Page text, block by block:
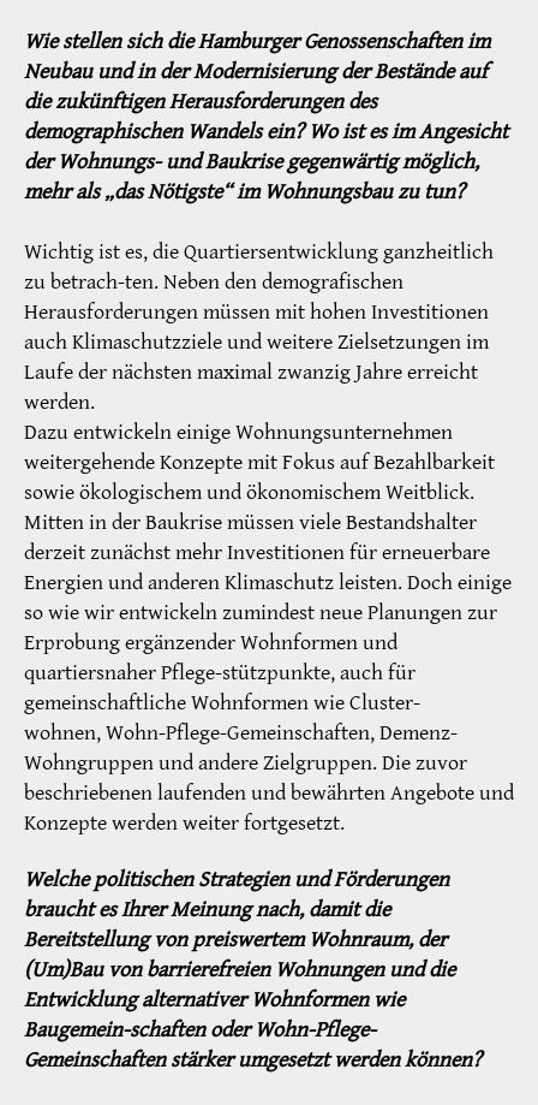
Wie stellen sich die Hamburger Genossenschaften im
Neubau und in der Modernisierung der Bestände auf
die zukünftigen Herausforderungen des
demographischen Wandels ein? Wo ist es im Angesicht
der Wohnungs- und Baukrise gegenwärtig möglich,
mehr als „das Nötigste“ im Wohnungsbau zu tun?
Wichtig ist es, die Quartiersentwicklung ganzheitlich
zu betrach-ten. Neben den demografischen
Herausforderungen müssen mit hohen Investitionen
auch Klimaschutzziele und weitere Zielsetzungen im
Laufe der nächsten maximal zwanzig Jahre erreicht
werden.
Dazu entwickeln einige Wohnungsunternehmen
weitergehende Konzepte mit Fokus auf Bezahlbarkeit
sowie ökologischem und ökonomischem Weitblick.
Mitten in der Baukrise müssen viele Bestandshalter
derzeit zunächst mehr Investitionen für erneuerbare
Energien und anderen Klimaschutz leisten. Doch einige
so wie wir entwickeln zumindest neue Planungen zur
Erprobung ergänzender Wohnformen und
quartiersnaher Pflege-stützpunkte, auch für
gemeinschaftliche Wohnformen wie Cluster-
wohnen, Wohn-Pflege-Gemeinschaften, Demenz-
Wohngruppen und andere Zielgruppen. Die zuvor
beschriebenen laufenden und bewährten Angebote und
Konzepte werden weiter fortgesetzt.
Welche politischen Strategien und Förderungen
braucht es Ihrer Meinung nach, damit die
Bereitstellung von preiswertem Wohnraum, der
(Um)Bau von barrierefreien Wohnungen und die
Entwicklung alternativer Wohnformen wie
Baugemein-schaften oder Wohn-Pflege-
Gemeinschaften stärker umgesetzt werden können?